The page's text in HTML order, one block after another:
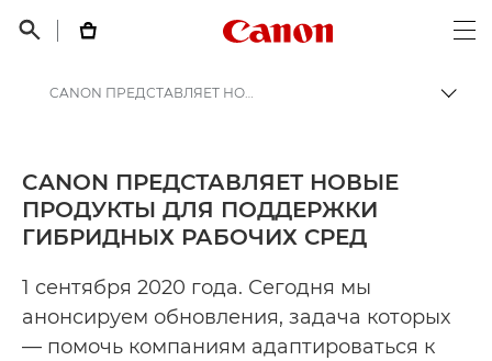
 
Canon Logo, back
Пресс-центр Canon
Пресс-релизы - Пресс-центр Canon
CANON ПРЕДСТАВЛЯЕТ НОВЫЕ
ПРОДУКТЫ ДЛЯ ПОДДЕРЖКИ
ГИБРИДНЫХ РАБОЧИХ СРЕД
1 сентября 2020 года. Сегодня мы
анонсируем обновления, задача которых
— помочь компаниям адаптироваться к